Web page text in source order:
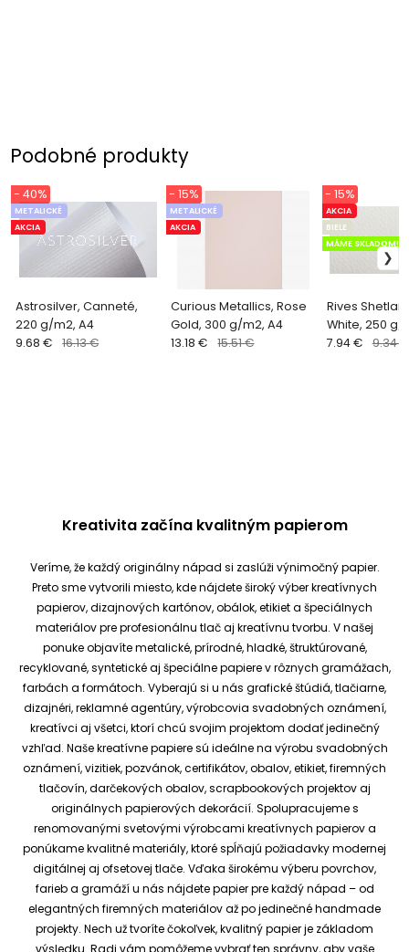
Podobné produkty
Astrosilver, Canneté,
220 g/m2, A4
METALICKÉ
AKCIA
- 40%
9.68 € 16.13 €
Curious Metallics, Rose
Gold, 300 g/m2, A4
METALICKÉ
AKCIA
- 15%
13.18 € 15.51 €
Rives
White, 250 g/
AKCIA
BIELE
MÁME SKLADOM!!!
- 15%
7.94 € 9.34 €
Kreativita začína kvalitným papierom
Veríme, že každý originálny nápad si zaslúži výnimočný papier.
Preto sme vytvorili miesto, kde nájdete široký výber kreatívnych
papierov, dizajnových kartónov, obálok, etikiet a špeciálnych
materiálov pre profesionálnu tlač aj kreatívnu tvorbu. V našej
ponuke objavíte metalické, prírodné, hladké, štruktúrované,
recyklované, syntetické aj špeciálne papiere v rôznych gramážach,
farbách a formátoch. Vyberajú si u nás grafické štúdiá, tlačiarne,
dizajnéri, reklamné agentúry, výrobcovia svadobných oznámení,
kreatívci aj všetci, ktorí chcú svojim projektom dodať jedinečný
vzhľad. Naše kreatívne papiere sú ideálne na výrobu svadobných
oznámení, vizitiek, pozvánok, certifikátov, obalov, etikiet, firemných
tlačovín, darčekových obalov, scrapbookových projektov aj
originálnych papierových dekorácií. Spolupracujeme s
renomovanými svetovými výrobcami kreatívnych papierov a
ponúkame kvalitné materiály, ktoré spĺňajú požiadavky modernej
digitálnej aj ofsetovej tlače. Vďaka širokému výberu povrchov,
farieb a gramáží u nás nájdete papier pre každý nápad – od
elegantných firemných materiálov až po jedinečné handmade
projekty. Nech už tvoríte čokoľvek, kvalitný papier je základom
výsledku. Radi vám pomôžeme vybrať ten správny, aby vaše